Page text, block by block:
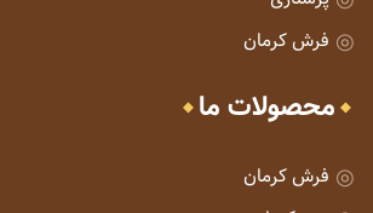
فرش کرمان
محصولات ما
فرش کرمان